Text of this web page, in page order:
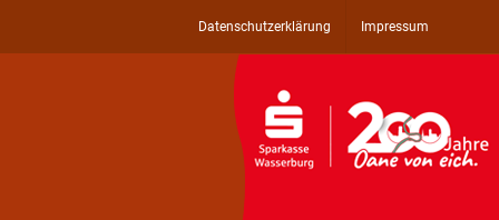
Datenschutzerklärung Impressum